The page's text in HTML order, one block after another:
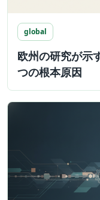
global
欧州の研究が示
つの根本原因